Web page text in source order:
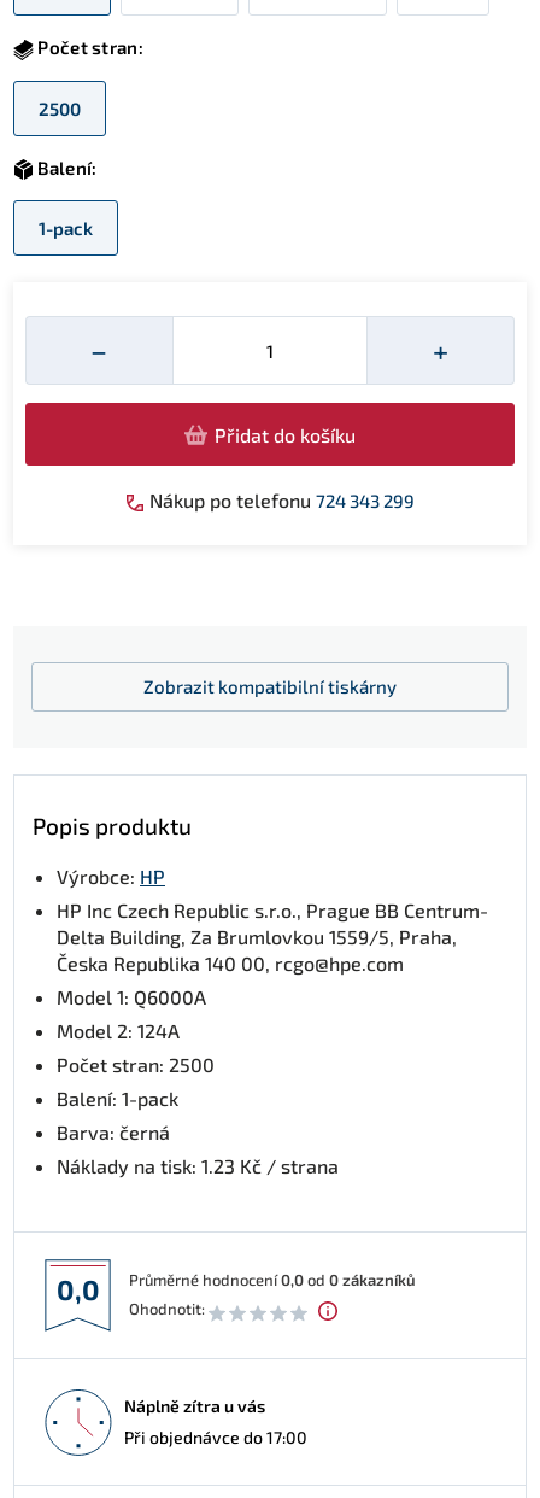
Počet stran:
2500
Balení:
1-pack
−
Množství
+
Přidat do košíku
Nákup po telefonu 724 343 299
Zobrazit kompatibilní tiskárny
Popis produktu
Výrobce: HP
HP Inc Czech Republic s.r.o., Prague BB Centrum-
Delta Building, Za Brumlovkou 1559/5, Praha,
Česka Republika 140 00, rcgo@hpe.com
Model 1: Q6000A
Model 2: 124A
Počet stran: 2500
Balení: 1-pack
Barva: černá
Náklady na tisk: 1.23 Kč / strana
0,0 Průměrné hodnocení0,0od 0zákazníků
Ohodnotit:
Náplně zítra u vás
Při objednávce do 17:00